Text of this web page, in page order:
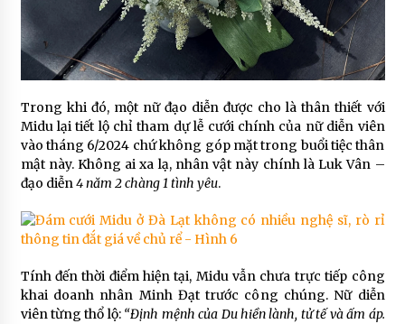
Trong khi đó, một nữ đạo diễn được cho là thân thiết với
Midu lại tiết lộ chỉ tham dự lễ cưới chính của nữ diễn viên
vào tháng 6/2024 chứ không góp mặt trong buổi tiệc thân
mật này. Không ai xa lạ, nhân vật này chính là Luk Vân –
đạo diễn4 năm 2 chàng 1 tình yêu.
Tính đến thời điểm hiện tại, Midu vẫn chưa trực tiếp công
khai doanh nhân Minh Đạt trước công chúng. Nữ diễn
viên từng thổ lộ: “Định mệnh của Du hiền lành, tử tế và ấm áp.